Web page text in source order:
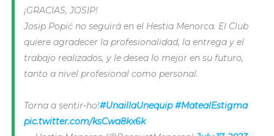
¡GRACIAS, JOSIP!
Josip Popić no seguirá en el Hestia Menorca. El Club
quiere agradecer la profesionalidad, la entrega y el
trabajo realizados, y le desea lo mejor en su futuro,
tanto a nivel profesional como personal.
Torna a sentir-ho!#UnaillaUnequip #MatealEstigma
pic.twitter.com/ksCwa8kx6k